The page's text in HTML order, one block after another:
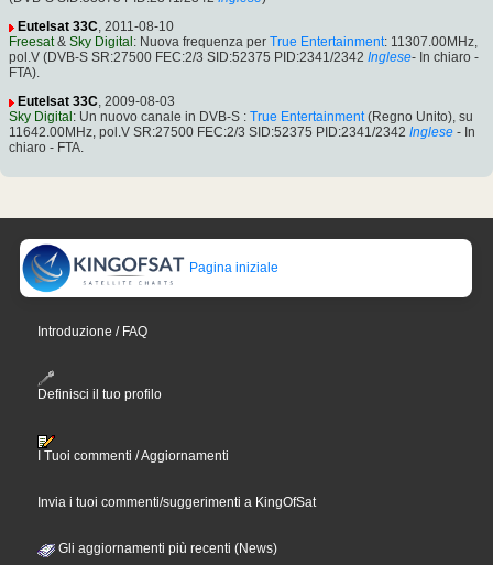
Eutelsat 33C, 2011-08-10
Freesat& Sky Digital : Nuova frequenza per True Entertainment: 11307.00MHz,
pol.V (DVB-S SR:27500 FEC:2/3 SID:52375 PID:2341/2342 Inglese- In chiaro -
FTA).
Eutelsat 33C, 2009-08-03
Sky Digital : Un nuovo canale in DVB-S : True Entertainment(Regno Unito), su
11642.00MHz, pol.V SR:27500 FEC:2/3 SID:52375 PID:2341/2342 Inglese - In
chiaro - FTA.
Pagina iniziale
Introduzione / FAQ
Definisci il tuo profilo
I Tuoi commenti / Aggiornamenti
Invia i tuoi commenti/suggerimenti a KingOfSat
Gli aggiornamenti più recenti (News)